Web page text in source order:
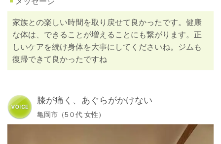
家族との楽しい時間を取り戻せて良かったです。健康
な体は、できることが増えることにも繋がります。正
しいケアを続け身体を大事にしてくださいね。ジムも
復帰できて良かったですね
膝が痛く、あぐらがかけない
亀岡市（5０代 女性）